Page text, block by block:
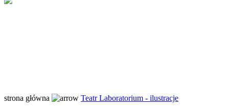
strona główna Teatr Laboratorium - ilustracje